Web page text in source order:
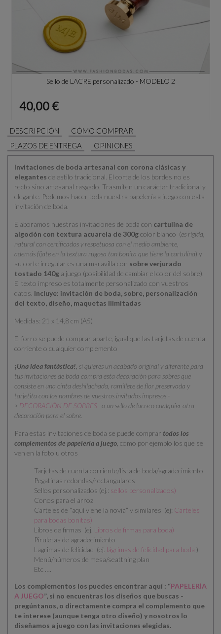
Sello de LACRE personalizado - MODELO 2
Precio
40,00 €
DESCRIPCIÓN
CÓMO COMPRAR
PLAZOS DE ENTREGA
OPINIONES
Invitaciones de boda artesanal con corona clásicas y
elegantes de estilo tradicional. El corte de los bordes no es
recto sino artesanal rasgado. Trasmiten un carácter tradicional y
elegante. Podemos hacer toda nuestra papelería a juego con esta
invitación de boda.
Elaboramos nuestras invitaciones de boda con cartulina de
algodón con textura acuarela de 300gcolor blanco (es rígida,
natural con certificados y respetuosa con el medio ambiente,
además fíjate en la textura rugosa tan bonita que tiene la cartulina) y
su corte irregular es una maravilla con sobre verjurado
tostado 140g a juego (posibilidad de cambiar el color del sobre).
El texto impreso es totalmente personalizado con vuestros
datos. Incluye: invitación de boda, sobre, personalización
del texto, diseño, maquetas ilimitadas
Medidas: 21 x 14,8 cm (A5)
El forro se puede comprar aparte, igual que las tarjetas de cuenta
corriente o cualquier complemento
¡Una idea fantástica! si quieres un acabado original y diferente para
tus invitaciones de boda compra esta decoración para sobres que
consiste en una cinta deshilachada, ramillete de flor preservada y
tarjetita con los nombres de vuestros invitados impresos -
> DECORACIÓN DE SOBRES o un sello de lacre o cualquier otra
decoración para el sobre.
Para estas invitaciones de boda se puede comprar todos los
complementos de papelería a juego , como por ejemplo los que se
ven en la foto u otros
Tarjetas de cuenta corriente/lista de boda/agradecimiento
Pegatinas redondas/rectangulares
Sellos personalizados (ej.: sellos personalizados)
Conos para el arroz
Carteles de “aquí viene la novia” y similares (ej: Carteles
para bodas bonitas)
Libros de firmas (ej. Libros de firmas para boda)
Piruletas de agradecimiento
Lagrimas de felicidad (ej. lágrimas de felicidad para boda )
Menú/números de mesa/seattning plan
Etc ….
Los complementos los puedes encontrar aquí : “PAPELERÍA
A JUEGO”, si no encuentras los diseños que buscas -
pregúntanos, o directamente compra el complemento que
te interese (aunque tenga otro diseño) y nosotros lo
diseñamos a juego con las invitaciones elegidas.